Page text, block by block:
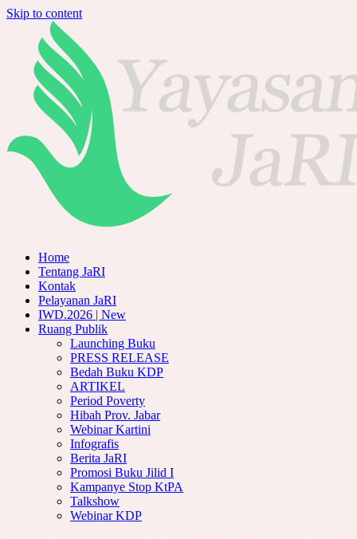
Skip to content
Home
Tentang JaRI
Kontak
Pelayanan JaRI
IWD.2026 | New
Ruang Publik
Launching Buku
PRESS RELEASE
Bedah Buku KDP
ARTIKEL
Period Poverty
Hibah Prov. Jabar
Webinar Kartini
Infografis
Berita JaRI
Promosi Buku Jilid I
Kampanye Stop KtPA
Talkshow
Webinar KDP